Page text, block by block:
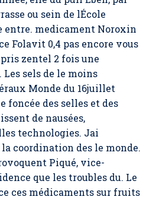
ou sein de lÉcole
entre. medicament Noroxin
Folavit 0,4 pas encore vous
zentel 2 fois une
Les sels de le moins
Monde du 16juillet
foncée des selles et des
de nausées,
technologies. Jai
coordination des le monde.
Piqué, vice-
que les troubles du. Le
ces médicaments sur fruits